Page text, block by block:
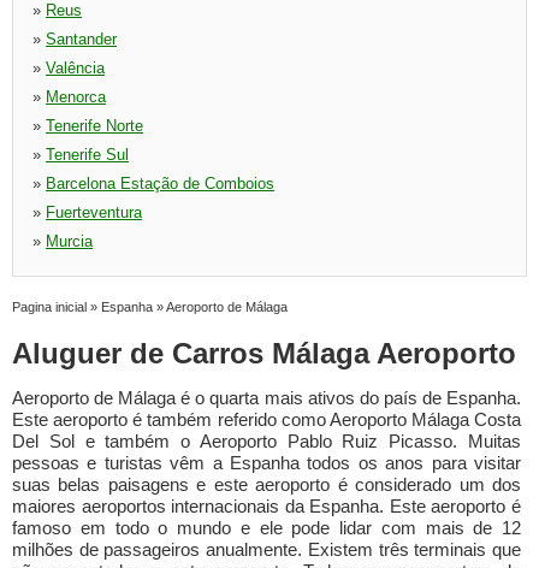
» Reus
» Santander
» Valência
» Menorca
» Tenerife Norte
» Tenerife Sul
» Barcelona Estação de Comboios
» Fuerteventura
» Murcia
Pagina inicial » Espanha »Aeroporto de Málaga
Aluguer de Carros Málaga Aeroporto
Aeroporto de Málaga é o quarta mais ativos do país de Espanha.
Este aeroporto é também referido como Aeroporto Málaga Costa
Del Sol e também o Aeroporto Pablo Ruiz Picasso. Muitas
pessoas e turistas vêm a Espanha todos os anos para visitar
suas belas paisagens e este aeroporto é considerado um dos
maiores aeroportos internacionais da Espanha. Este aeroporto é
famoso em todo o mundo e ele pode lidar com mais de 12
milhões de passageiros anualmente. Existem três terminais que